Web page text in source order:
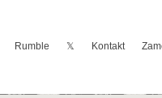
Rumble 𝕏 Kontakt